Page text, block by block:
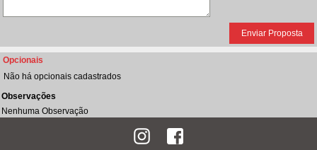
Opcionais
Não há opcionais cadastrados
Observações
Nenhuma Observação